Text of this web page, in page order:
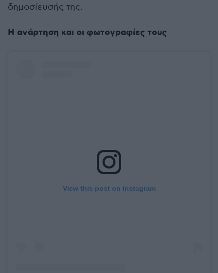
δημοσίευσής της.
Η ανάρτηση και οι φωτογραφίες τους
View this post on Instagram